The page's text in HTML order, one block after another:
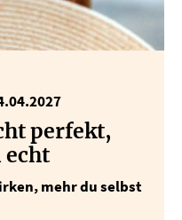
perfekt,
echt
mehr du selbst